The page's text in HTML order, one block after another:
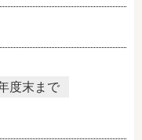
度末まで
内
当・借上社宅